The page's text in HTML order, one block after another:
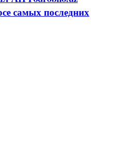
самых последних